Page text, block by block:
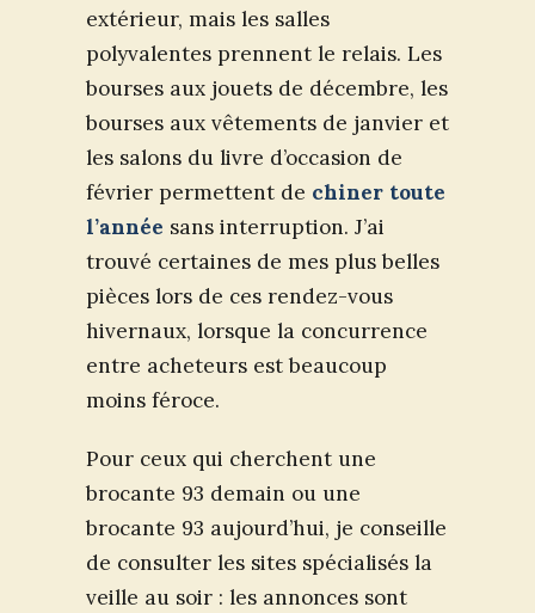
extérieur, mais les salles
polyvalentes prennent le relais. Les
bourses aux jouets de décembre, les
bourses aux vêtements de janvier et
les salons du livre d’occasion de
février permettent de chiner toute
l’année sans interruption. J’ai
trouvé certaines de mes plus belles
pièces lors de ces rendez-vous
hivernaux, lorsque la concurrence
entre acheteurs est beaucoup
moins féroce.
Pour ceux qui cherchent une
brocante 93 demain ou une
brocante 93 aujourd’hui, je conseille
de consulter les sites spécialisés la
veille au soir : les annonces sont